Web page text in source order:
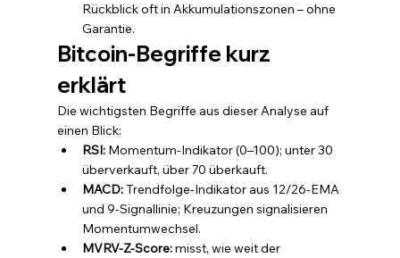
Rückblick oft in Akkumulationszonen – ohne
Garantie.
Bitcoin-Begriffe kurz
erklärt
Die wichtigsten Begriffe aus dieser Analyse auf
einen Blick:
RSI: Momentum-Indikator (0–100); unter 30
überverkauft, über 70 überkauft.
MACD: Trendfolge-Indikator aus 12/26-EMA
und 9-Signallinie; Kreuzungen signalisieren
Momentumwechsel.
MVRV-Z-Score: misst, wie weit der